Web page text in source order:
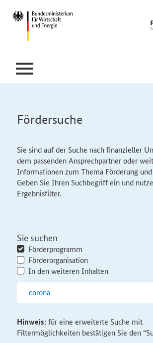
Fördersuche
Sie sind auf der Suche nach finanzieller
dem passenden Ansprechpartner oder
Informationen zum Thema Förderung
Geben Sie Ihren Suchbegriff ein und
Ergebnisfilter.
Sie suchen
Förderprogramm
Förderorganisation
In den weiteren Inhalten
Hinweis:für eine erweiterte Suche mit
Filtermöglichkeiten bestätigen Sie den